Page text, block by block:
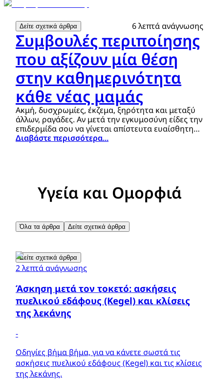
Δείτε σχετικά άρθρα 6 λεπτά ανάγνωσης
Συμβουλές περιποίησης
που αξίζουν μία θέση
στην καθημερινότητα
κάθε νέας μαμάς
Ακμή, δυσχρωμίες, έκζεμα, ξηρότητα και μεταξύ
άλλων, ραγάδες. Αν μετά την εγκυμοσύνη είδες την
επιδερμίδα σου να γίνεται απίστευτα ευαίσθητη
και να γεμίζει σημάδια και τα μαλλιά σου να
Διαβάστε περισσότερα...
Υγεία και Ομορφιά
Όλα τα άρθρα Δείτε σχετικά άρθρα
Δείτε σχετικά άρθρα
2 λεπτά ανάγνωσης
Άσκηση μετά τον τοκετό: ασκήσεις
πυελικού εδάφους (Kegel) και κλίσεις
της λεκάνης
-
Οδηγίες βήμα βήμα, για να κάνετε σωστά τις
ασκήσεις πυελικού εδάφους (Κegel) και τις κλίσεις
της λεκάνης.